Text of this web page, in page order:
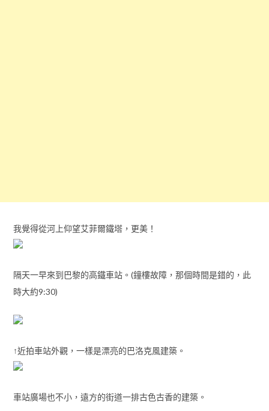
我覺得從河上仰望艾菲爾鐵塔，更美！
隔天一早來到巴黎的高鐵車站。(鐘樓故障，那個時間是錯的，此
時大約9:30)
↑近拍車站外觀，一樣是漂亮的巴洛克風建築。
車站廣場也不小，遠方的街道一排古色古香的建築。